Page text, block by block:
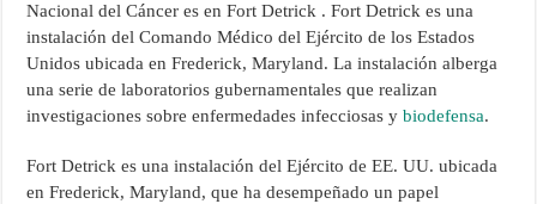
Nacional del Cáncer es en Fort Detrick . Fort Detrick es una
instalación del Comando Médico del Ejército de los Estados
Unidos ubicada en Frederick, Maryland. La instalación alberga
una serie de laboratorios gubernamentales que realizan
investigaciones sobre enfermedades infecciosas ybiodefensa.
Fort Detrick es una instalación del Ejército de EE. UU. ubicada
en Frederick, Maryland, que ha desempeñado un papel